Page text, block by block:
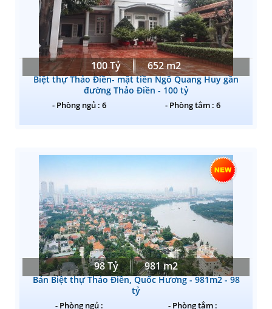
100 Tỷ 652 m2
Biệt thự Thảo Điền- mặt tiền Ngô Quang Huy gần
đường Thảo Điền - 100 tỷ
- Phòng ngủ : 6 - Phòng tắm : 6
98 Tỷ 981 m2
Bán Biệt thự Thảo Điền, Quốc Hương - 981m2 - 98
tỷ
- Phòng ngủ : - Phòng tắm :